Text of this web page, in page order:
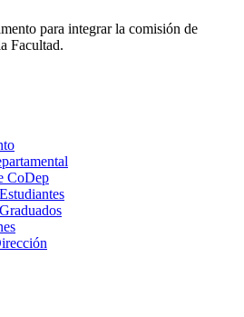
para integrar la comisión de
Facultad.
CoDep